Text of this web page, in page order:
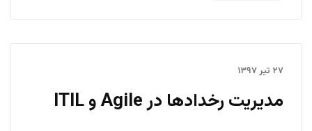
۲۷ تیر ۱۳۹۷
مدیریت رخدادها در Agile و ITIL